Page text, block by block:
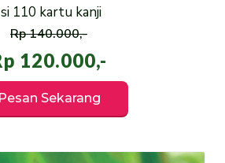
110 kartu kanji
Rp 140.000,-
120.000,-
Pesan Sekarang